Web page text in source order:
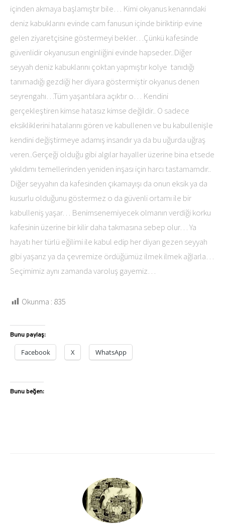
içinden akmaya başlamıştır bile… Kimi okyanus kenarındaki
deniz kabuklarını evinde cam fanusun içinde biriktirip evine
gelen ziyaretçisine göstermeyi bekler…Çünkü kafesinde
güvenlidir okyanusun enginliğini evinde hapseder..Diğer
seyyah deniz kabuklarını çoktan yapmıştır kolye tanıdığı
tanımadığı gezdiği her diyara göstermiştir okyanus denen
seyrengahı…Tüm yaşantılara açıktır o… Kendini
gerçekleştiren kimse hatasız kimse değildir.. O sadece
eksikliklerini hatalarını gören ve kabullenen ve bu kabullenişle
kendini değiştirmeye adamış insandır ya da bu uğurda uğraş
veren..Gerçeği olduğu gibi algılar hayaller üzerine bina etsede
yıkıldımı temellerinden yeniden inşası için harcı tastamamdır..
Diğer seyyahın da kafesinden çıkamayışı da onun eksik ya da
kusurlu olduğunu göstermez o da güvenli ortamı ile bir
kabulleniş yaşar… Benimsenemiyecek olmanın verdiği korku
kafesinin üzerine bir kilir daha takmasına sebep olur… Ya
hayatı her türlü eğilimi ile kabul edip her diyarı gezen seyyah
gibi yaşarız ya da çevremize ördüğümüz ilmek ilmek ağlarla…
Seçimimiz aynı zamanda varoluş gayemiz…
Okunma : 835
Bunu paylaş:
Facebook X WhatsApp
Bunu beğen: